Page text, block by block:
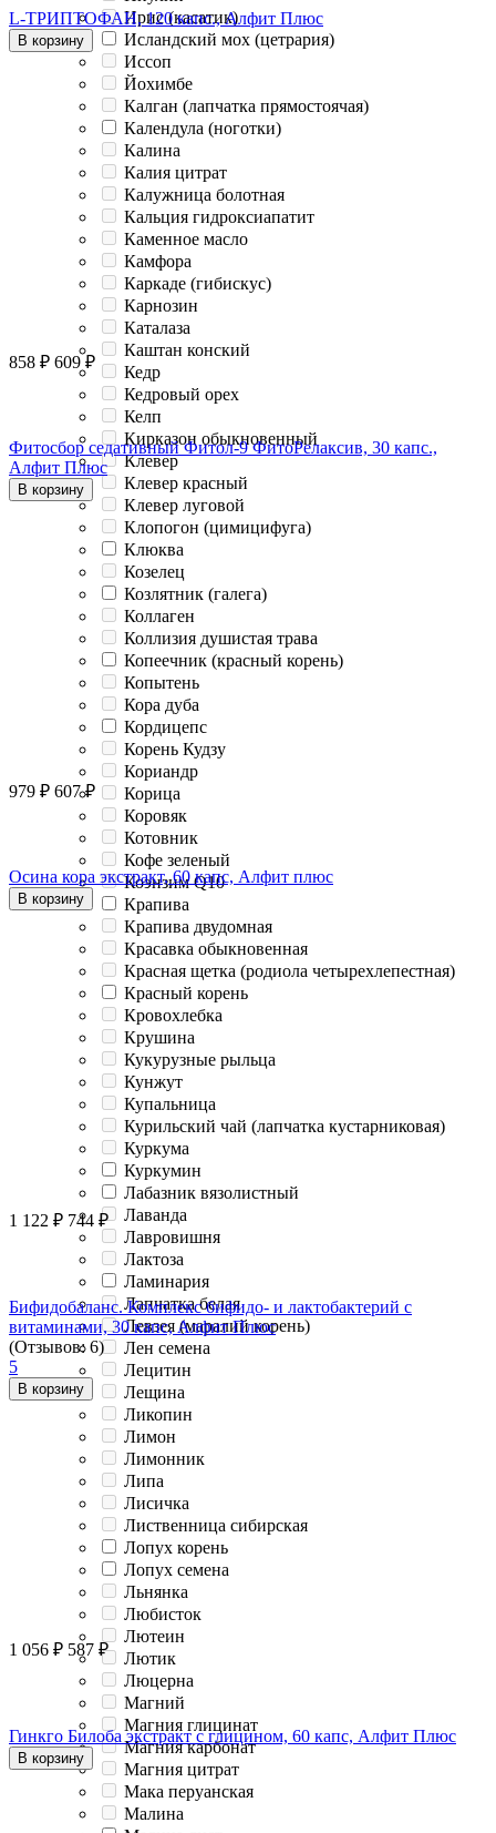
Ирис (касатик)
Исландский мох (цетрария)
Иссоп
Йохимбе
Калган (лапчатка прямостоячая)
Календула (ноготки)
Калина
Калия цитрат
Калужница болотная
Кальция гидроксиапатит
Каменное масло
Камфора
Каркаде (гибискус)
Карнозин
Каталаза
Каштан конский
Кедр
Кедровый орех
Келп
Кирказон обыкновенный
Клевер
Клевер красный
Клевер луговой
Клопогон (цимицифуга)
Клюква
Козелец
Козлятник (галега)
Коллаген
Коллизия душистая трава
Копеечник (красный корень)
Копытень
Кора дуба
Кордицепс
Корень Кудзу
Кориандр
Корица
Коровяк
Котовник
Кофе зеленый
Коэнзим Q10
Крапива
Крапива двудомная
Красавка обыкновенная
Красная щетка (родиола четырехлепестная)
Красный корень
Кровохлебка
Крушина
Кукурузные рыльца
Кунжут
Купальница
Курильский чай (лапчатка кустарниковая)
Куркума
Куркумин
Лабазник вязолистный
Лаванда
Лавровишня
Лактоза
Ламинария
Лапчатка белая
Левзея (маралий корень)
Лен семена
Лецитин
Лещина
Ликопин
Лимон
Лимонник
Липа
Лисичка
Лиственница сибирская
Лопух корень
Лопух семена
Льнянка
Любисток
Лютеин
Лютик
Люцерна
Магний
Магния глицинат
Магния карбонат
Магния цитрат
Мака перуанская
Малина
L-ТРИПТОФАН, 120 капс., Алфит Плюс
В корзину
858 ₽ 609 ₽
Фитосбор седативный Фитол-9 ФитоРелаксив, 30 капс.,
Алфит Плюс
В корзину
979 ₽ 607 ₽
Осина кора экстракт, 60 капс, Алфит плюс
В корзину
1 122 ₽ 744 ₽
Бифидобаланс. Комплекс бифидо- и лактобактерий с
витаминами, 30 капс, Алфит Плюс
(Отзывов: 6)
5
В корзину
1 056 ₽ 587 ₽
Гинкго Билоба экстракт с глицином, 60 капс, Алфит Плюс
В корзину